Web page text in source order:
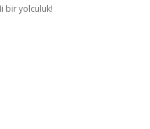
bir yolculuk!